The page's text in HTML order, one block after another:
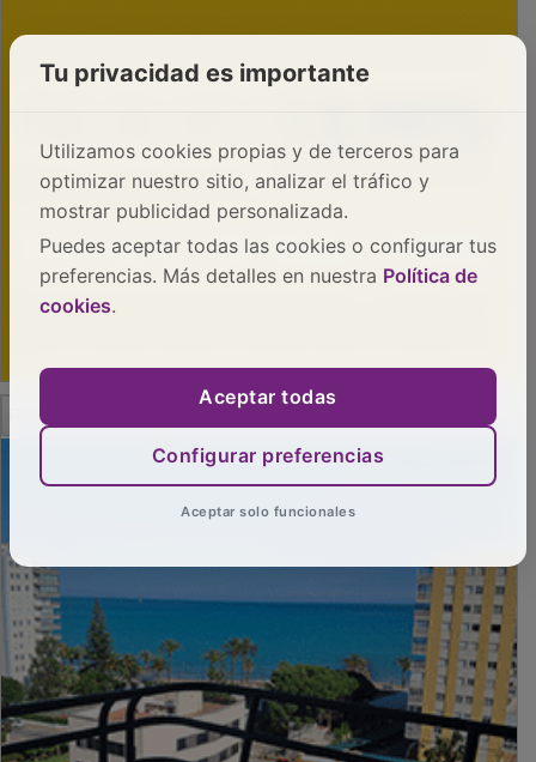
PUBLICIDAD
Tu privacidad es importante
Utilizamos cookies propias y de terceros para
optimizar nuestro sitio, analizar el tráfico y
mostrar publicidad personalizada.
Puedes aceptar todas las cookies o configurar tus
preferencias. Más detalles en nuestra Política de
cookies.
Aceptar todas
Configurar preferencias
Aceptar solo funcionales